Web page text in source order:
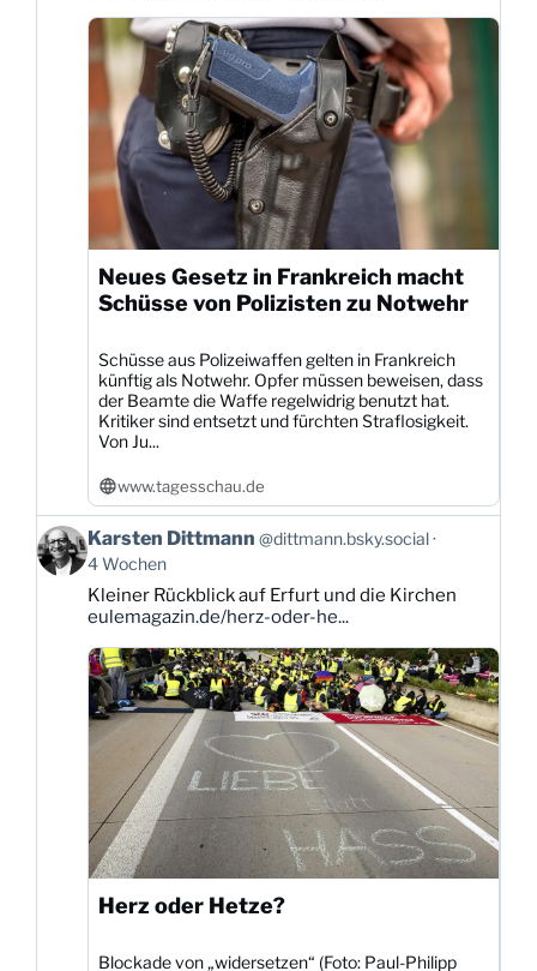
Neues Gesetz in Frankreich macht
Schüsse von Polizisten zu Notwehr
Schüsse aus Polizeiwaffen gelten in Frankreich
künftig als Notwehr. Opfer müssen beweisen, dass
der Beamte die Waffe regelwidrig benutzt hat.
Kritiker sind entsetzt und fürchten Straflosigkeit.
Von Ju...
www.tagesschau.de
Beitrag
von
Karsten
Dittmann
Bluesky
ansehen
Karsten Dittmann @dittmann.bsky.social
4 Wochen
Kleiner Rückblick auf Erfurt und die Kirchen
eulemagazin.de/herz-oder-he...
Herz oder Hetze?
Blockade von „widersetzen“ (Foto: Paul-Philipp